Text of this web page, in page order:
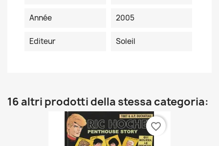
Année 2005
Editeur Soleil
16 altri prodotti della stessa categoria:
favorite_border